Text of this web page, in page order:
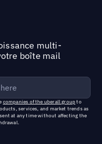
multi-
boîte mail
companies of the uberall groupto
services, and market trends as
at any time without affecting the